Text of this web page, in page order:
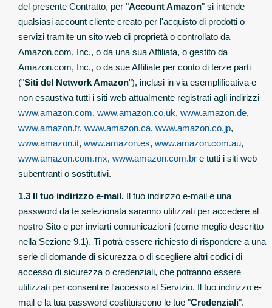
del presente Contratto, per "Account Amazon" si intende
qualsiasi account cliente creato per l'acquisto di prodotti o
servizi tramite un sito web di proprietà o controllato da
Amazon.com, Inc., o da una sua Affiliata, o gestito da
Amazon.com, Inc., o da sue Affiliate per conto di terze parti
("Siti del Network Amazon"), inclusi in via esemplificativa e
non esaustiva tutti i siti web attualmente registrati agli indirizzi
www.amazon.com, www.amazon.co.uk, www.amazon.de,
www.amazon.fr, www.amazon.ca, www.amazon.co.jp,
www.amazon.it, www.amazon.es, www.amazon.com.au,
www.amazon.com.mx, www.amazon.com.br e tutti i siti web
subentranti o sostitutivi.
1.3 Il tuo indirizzo e-mail. Il tuo indirizzo e-mail e una
password da te selezionata saranno utilizzati per accedere al
nostro Sito e per inviarti comunicazioni (come meglio descritto
nella Sezione 9.1). Ti potrà essere richiesto di rispondere a una
serie di domande di sicurezza o di scegliere altri codici di
accesso di sicurezza o credenziali, che potranno essere
utilizzati per consentire l'accesso al Servizio. Il tuo indirizzo e-
mail e la tua password costituiscono le tue "Credenziali".